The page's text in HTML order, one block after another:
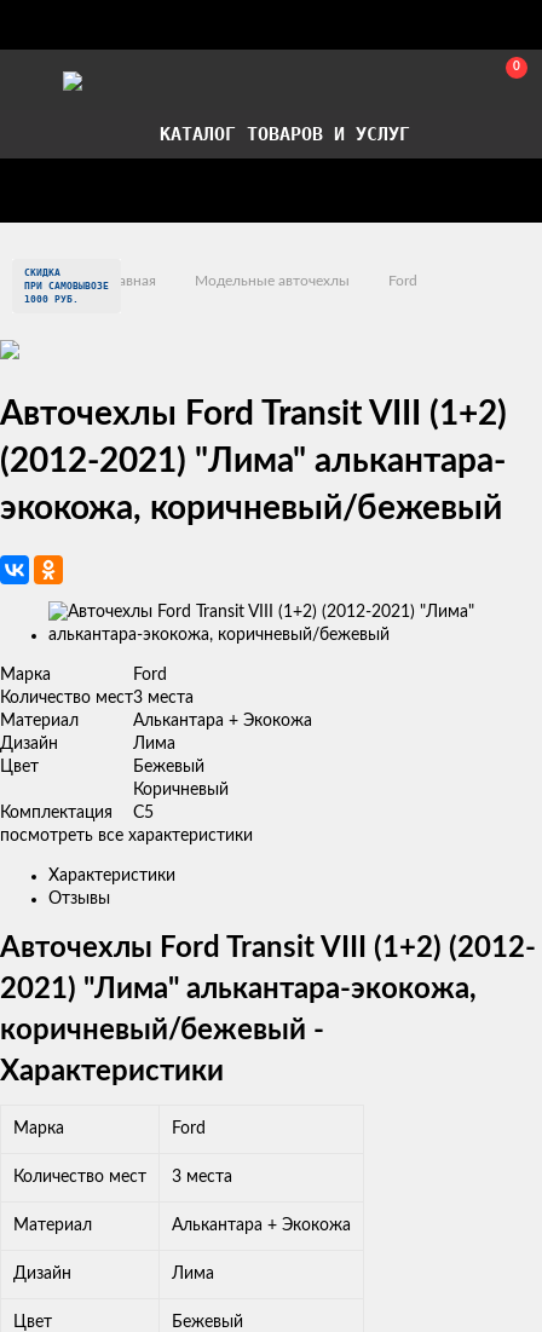
0
КАТАЛОГ ТОВАРОВ И УСЛУГ
Главная Модельные авточехлы Ford
Авточехлы Ford Transit VIII (1+2)
(2012-2021) "Лима" алькантара-
экокожа, коричневый/бежевый
Изображения
СКИДКА
ПРИ САМОВЫВОЗЕ
1000 РУБ.
Марка
Ford
Количество мест3 места
Материал
Алькантара + Экокожа
Дизайн
Лима
Цвет
Бежевый
Коричневый
Комплектация
C5
посмотреть все характеристики
Характеристики
Отзывы
Авточехлы Ford Transit VIII (1+2) (2012-
2021) "Лима" алькантара-экокожа,
коричневый/бежевый -
Характеристики
Марка Ford
Количество мест 3 места
Материал Алькантара + Экокожа
Дизайн Лима
Цвет
Бежевый